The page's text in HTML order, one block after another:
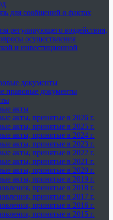
для сообщений о фактах
регулирующего воздействия,
осуществления
и инвестиционной
документы
правовые документы
акты
акты, принятые в 2026 г.
акты, принятые в 2025 г.
акты, принятые в 2024 г.
акты, принятые в 2023 г.
акты, принятые в 2022 г.
акты, принятые в 2021 г.
акты, принятые в 2020 г.
акты, принятые в 2019 г.
принятые в 2018 г.
принятые в 2017 г.
принятые в 2016 г.
принятые в 2015 г.